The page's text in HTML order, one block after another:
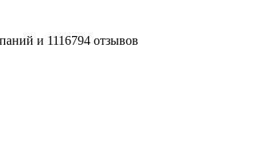
и 1116794 отзывов